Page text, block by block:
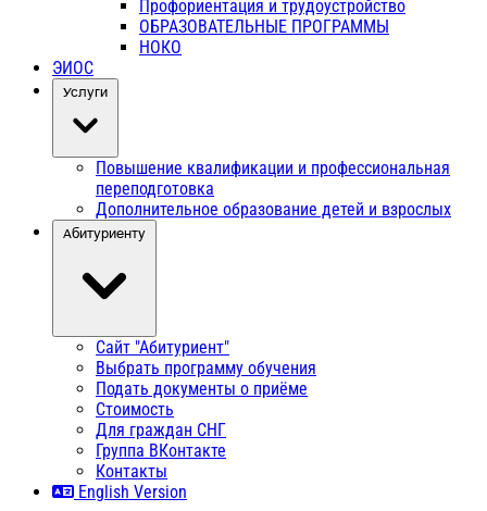
Профориентация и трудоустройство
ОБРАЗОВАТЕЛЬНЫЕ ПРОГРАММЫ
НОКО
ЭИОС
Услуги
Повышение квалификации и профессиональная
переподготовка
Дополнительное образование детей и взрослых
Абитуриенту
Сайт "Абитуриент"
Выбрать программу обучения
Подать документы о приёме
Стоимость
Для граждан СНГ
Группа ВКонтакте
Контакты
English Version